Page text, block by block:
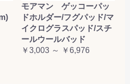
モアマン ゲッコーパッ
ドホルダー/フグパッド/マ
イクログラスパッド/スチ
ールウールバッド
￥3,003 ～ ￥6,976